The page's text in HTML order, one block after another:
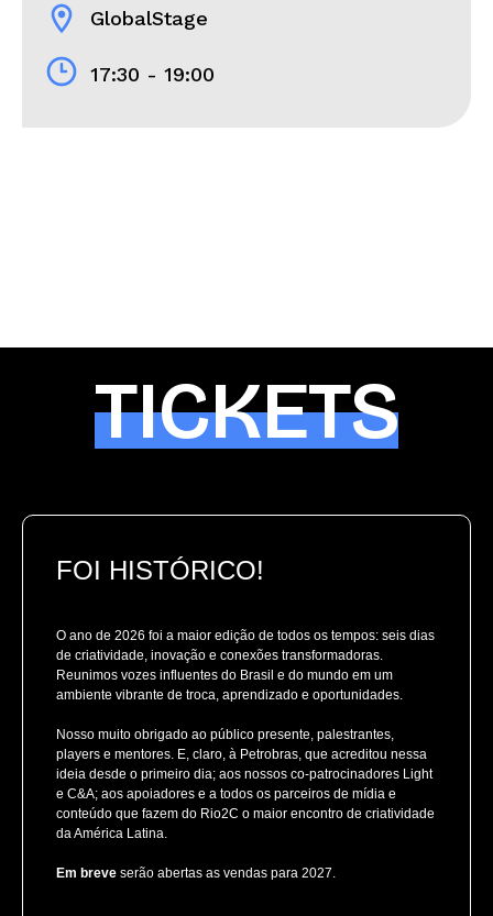
location_on GlobalStage
17:30 - 19:00
TICKETS
FOI HISTÓRICO!
O ano de 2026 foi a maior edição de todos os tempos: seis dias
de criatividade, inovação e conexões transformadoras.
Reunimos vozes influentes do Brasil e do mundo em um
ambiente vibrante de troca, aprendizado e oportunidades.
Nosso muito obrigado ao público presente, palestrantes,
players e mentores. E, claro, à Petrobras, que acreditou nessa
ideia desde o primeiro dia; aos nossos co-patrocinadores Light
e C&A; aos apoiadores e a todos os parceiros de mídia e
conteúdo que fazem do Rio2C o maior encontro de criatividade
da América Latina.
Em breve serão abertas as vendas para 2027.